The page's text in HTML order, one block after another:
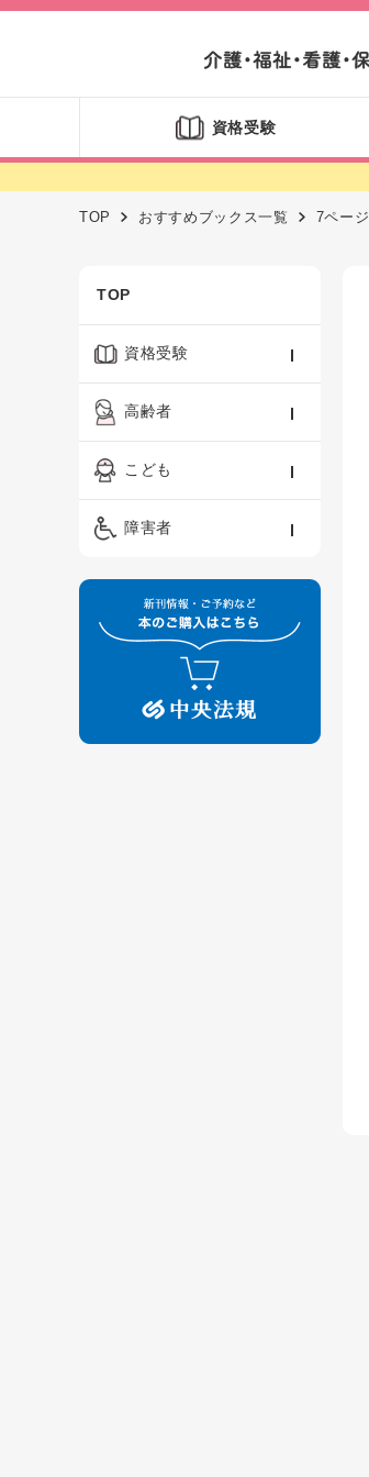
資格受験
TOP おすすめブックス一覧 7ページ
TOP
資格受験
ケアマネジャー
精神保健福祉士
保育士
高齢者
認知症ケア・介護技術
ーシャルワーク
看護
制度
こども
保育・教育／発達障害
障害者
障害者支援・福祉